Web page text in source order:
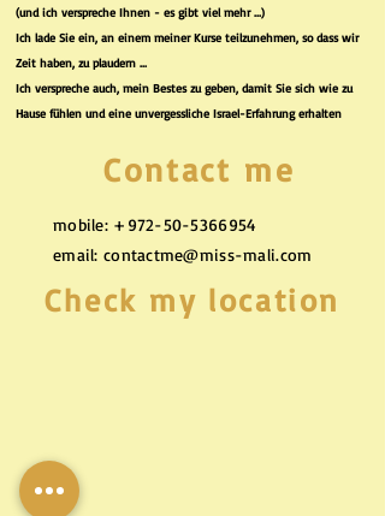
(und ich verspreche Ihnen - es gibt viel mehr ...)
Ich lade Sie ein, an einem meiner Kurse teilzunehmen, so dass wir
Zeit haben, zu plaudern ...
Ich verspreche auch, mein Bestes zu geben, damit Sie sich wie zu
Hause fühlen und eine unvergessliche Israel-Erfahrung erhalten
Contact me
mobile: +972-50-5366954
email: contactme@miss-mali.com
Check my location